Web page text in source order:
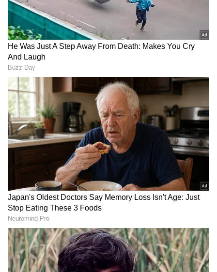
2
6
ಜಾರ್ಜಿಯಾ ಮೆಲೋನಿ ಮಾಜಿ ಗೆಳೆಯ ಯಾರು?
ಜಾರ್ಜಿಯಾ ಮೆಲೋನಿ ಅವರ ದೀರ್ಘಕಾಲದ